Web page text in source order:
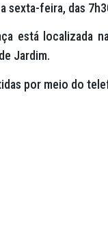
sexta-feira, das
está localizada
Jardim.
por meio do